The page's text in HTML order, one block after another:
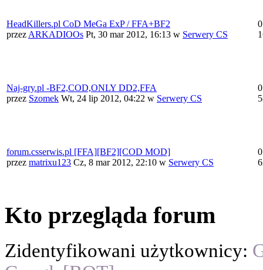
HeadKillers.pl CoD MeGa ExP / FFA+BF2
przezARKADIOOs Pt, 30 mar 2012, 16:13 w Serwery CS
Naj-gry.pl -BF2,COD,ONLY DD2,FFA
przez Szomek Wt, 24 lip 2012, 04:22 w Serwery CS
forum.csserwis.pl [FFA][BF2][COD MOD]
przez matrixu123 Cz, 8 mar 2012, 22:10 w Serwery CS
Kto przegląda forum
Zidentyfikowani użytkownicy: